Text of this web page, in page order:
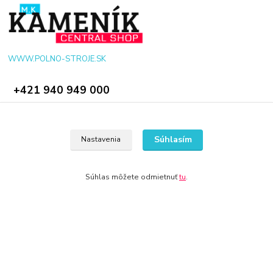
WWW.POLNO-STROJE.SK
+421 940 949 000
Nastavenia Súhlasím
Súhlas môžete odmietnuťtu.